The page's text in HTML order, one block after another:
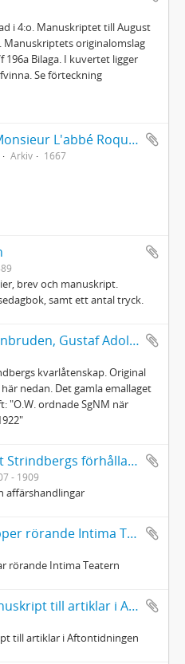
i 4:o. Manuskriptet till August
originalomslag
196a Bilaga. I kuvertet ligger
Se förteckning
Amours De Monsieur L'abbé Roquette avec Mademoiselle de Montauzier par Monsieur L'abbé Le Camus 1667
Arkiv 1667
brev och manuskript.
samt ett antal tryck.
August Strindberg: Kronbruden, Gustaf Adolf, Dödsdansen II, Syndabocken
kvarlåtenskap. Original
nedan. Det gamla emallaget
"O.W. ordnade SgNM när
Papper rörande August Strindbergs förhållande till Albert Ranft
- 1909
affärshandlingar
August Strindberg: Papper rörande Intima Teatern
rörande Intima Teatern
August Strindberg: Manuskript till artiklar i Aftontidningen
till artiklar i Aftontidningen